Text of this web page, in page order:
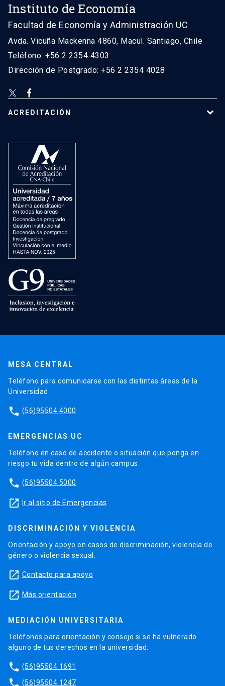
Instituto de Economía
Facultad de Economía y Administración UC
Avda. Vicuña Mackenna 4860, Macul. Santiago, Chile
Teléfono: +56 2 2354 4303
Dirección de Postgrado: +56 2 2354 4028
ACREDITACIÓN
MESA CENTRAL
Teléfono para comunicarse con las distintas áreas de la
Universidad.
phone (56)95504 4000
EMERGENCIAS UC
Teléfono en caso de accidente o situación que ponga en
riesgo tu vida dentro de algún campus.
phone (56)95504 5000
launch Ir al sitio de Emergencias
DISCRIMINACIÓN Y VIOLENCIA
Orientación y apoyo en casos de discriminación, violencia de
género o violencia sexual.
launch Contacto para apoyo
launch Más orientación
MEDIACIÓN UNIVERSITARIA
Teléfonos para orientación y consejo si se ha vulnerado
alguno de tus derechos en la universidad.
phone (56)95504 1691
phone (56)95504 1247